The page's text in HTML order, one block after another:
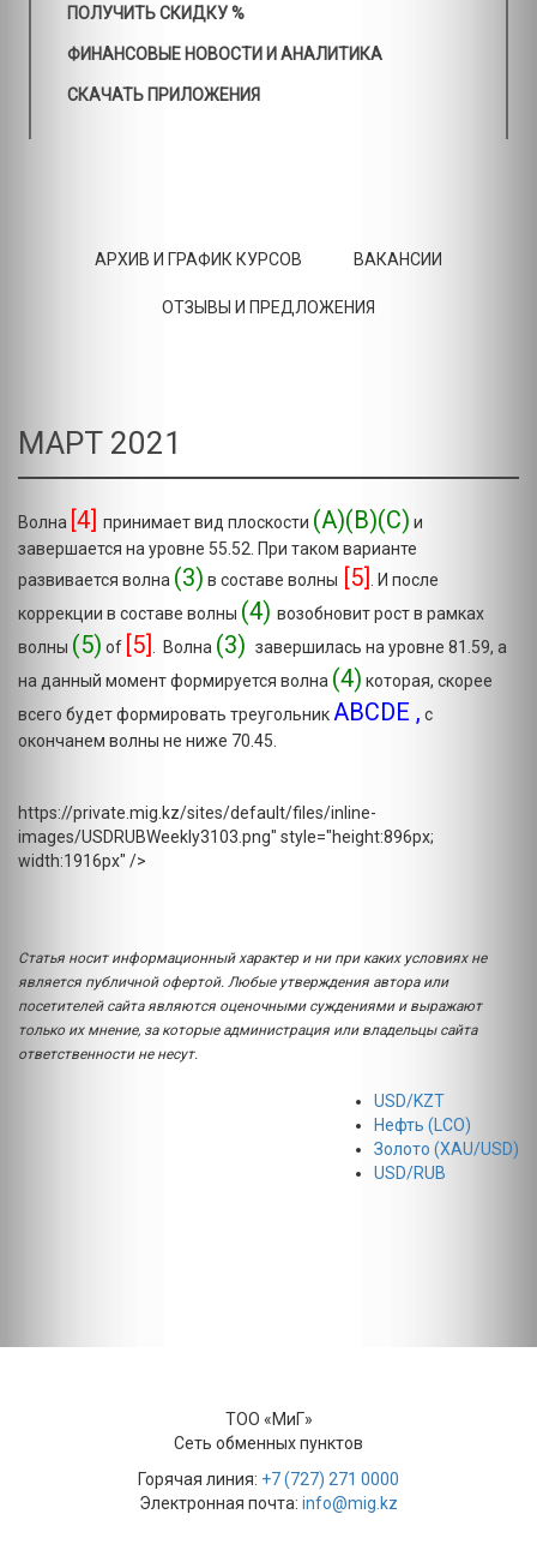
ПОЛУЧИТЬ СКИДКУ %
ФИНАНСОВЫЕ НОВОСТИ И АНАЛИТИКА
СКАЧАТЬ ПРИЛОЖЕНИЯ
АРХИВ И ГРАФИК КУРСОВ ВАКАНСИИ
ОТЗЫВЫ И ПРЕДЛОЖЕНИЯ
МАРТ 2021
Волна [4] принимает вид плоскости (A)(B)(C) и
завершается на уровне 55.52. При таком варианте
развивается волна (3) в составе волны [5]
. И после
коррекции в составе волны (4) возобновит рост в рамках
волны (5) of [5] . Волна (3) завершилась на уровне 81.59, а
на данный момент формируется волна (4) которая, скорее
всего будет формировать треугольникABCDE , с
окончанем волны не ниже 70.45.
https://private.mig.kz/sites/default/files/inline-
images/USDRUBWeekly3103.png" style="height:896px;
width:1916px" />
Статья носит информационный характер и ни при каких условиях не
является публичной офертой. Любые утверждения автора или
посетителей сайта являются оценочными суждениями и выражают
только их мнение, за которые администрация или владельцы сайта
ответственности не несут.
USD/KZT
Нефть (LCO)
Золото (XAU/USD)
USD/RUB
ТОО «МиГ»
Сеть обменных пунктов
Горячая линия: +7 (727) 271 0000
Электронная почта: info@mig.kz